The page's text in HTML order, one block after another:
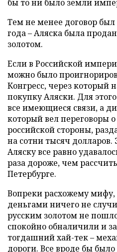
бы то ни было земли
Тем не менее договор
года – Аляска была
золотом.
Если в Российской
можно было
Конгресс, через который
покупку Аляски. Для
все имеющиеся связи, а
который вел переговоры
российской стороны,
на сотни тысяч
Аляску все равно
раза дороже, чем
Петербурге.
Вопреки расхожему
деньгами ничего не
русским золотом не
спокойно обналичили и
тогдашний хай-тек –
дороги. Все вроде бы